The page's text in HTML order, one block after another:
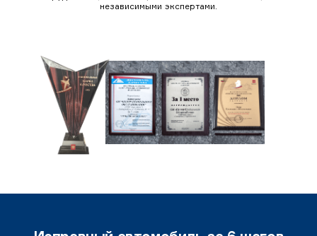
независимыми экспертами.